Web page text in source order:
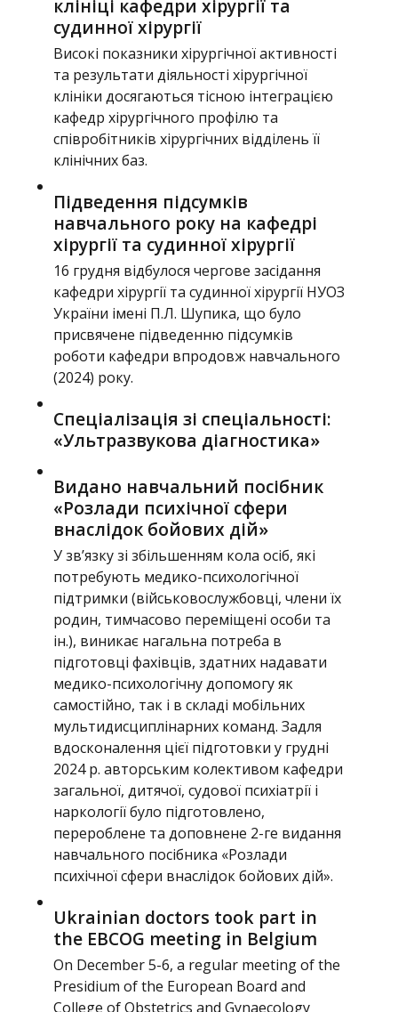
клініці кафедри хірургії та
судинної хірургії
Високі показники хірургічної активності
та результати діяльності хірургічної
клініки досягаються тісною інтеграцією
кафедр хірургічного профілю та
співробітників хірургічних відділень її
клінічних баз.
Підведення підсумків
навчального року на кафедрі
хірургії та судинної хірургії
16 грудня відбулося чергове засідання
кафедри хірургії та судинної хірургії НУОЗ
України імені П.Л. Шупика, що було
присвячене підведенню підсумків
роботи кафедри впродовж навчального
(2024) року.
Спеціалізація зі спеціальності:
«Ультразвукова діагностика»
Видано навчальний посібник
«Розлади психічної сфери
внаслідок бойових дій»
У зв’язку зі збільшенням кола осіб, які
потребують медико-психологічної
підтримки (військовослужбовці, члени їх
родин, тимчасово переміщені особи та
ін.), виникає нагальна потреба в
підготовці фахівців, здатних надавати
медико-психологічну допомогу як
самостійно, так і в складі мобільних
мультидисциплінарних команд. Задля
вдосконалення цієї підготовки у грудні
2024 р. авторським колективом кафедри
загальної, дитячої, судової психіатрії і
наркології було підготовлено,
перероблене та доповнене 2-ге видання
навчального посібника «Розлади
психічної сфери внаслідок бойових дій».
Ukrainian doctors took part in
the EBCOG meeting in Belgium
On December 5-6, a regular meeting of the
Presidium of the European Board and
College of Obstetrics and Gynaecology